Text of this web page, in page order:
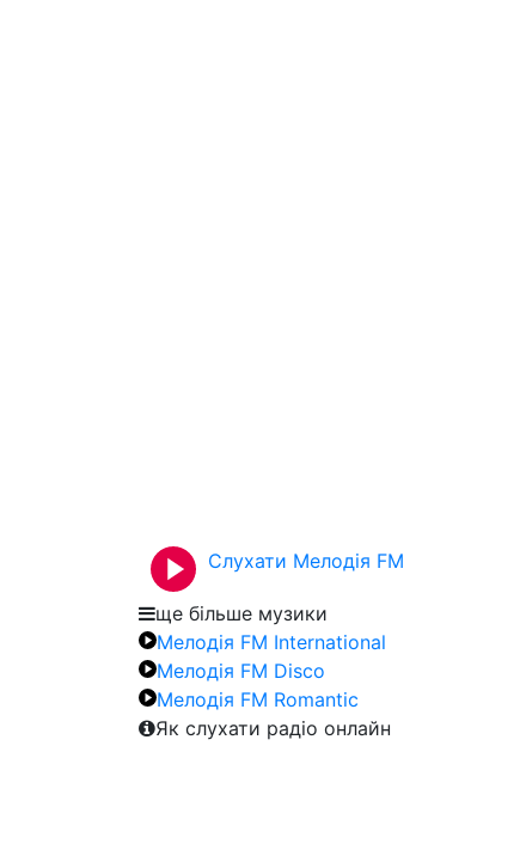
Слухати Мелодія FM
ще більше музики
Мелодія FM International
Мелодія FM Disco
Мелодія FM Romantic
Як слухати радіо онлайн